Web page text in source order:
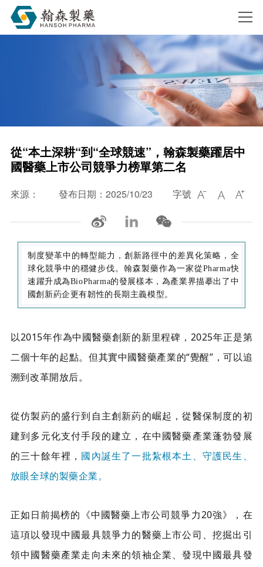
從“本土深耕“到“全球競速”，翰森製藥躍居中
國醫藥上市公司競爭力榜單第二名
來源： 發布日期：2025/10/23 字號   
制度變革中的轉型能力，創新路徑中的差異化策略，全
球化競爭中的穩健步伐。翰森製藥作為一家從Pharma快
速躍升成為BioPharma的發展樣本，為產業界描摹出了中
國創新葯企更有韌性的長期主義模型。
以2015年作為中國醫藥創新的新里程碑，2025年正是第
二個十年的起點。但其實中國醫藥產業的“覺醒”，可以追
溯到改革開放后。
從仿製葯的盛行到自主創新葯的崛起，從醫保制度的初
建到多元化支付手段的建立，在中國醫藥產業蓬勃發展
的三十餘年裡， 國內誕生了一批紮根本土、守護民生、
放眼全球的製藥企業。
正如日前揭榜的《中國醫藥上市公司競爭力20強》，在
這項以發現中國最具競爭力的醫藥上市公司、挖掘出引
領中國醫藥產業走向未來的領袖企業、發現中國最具發